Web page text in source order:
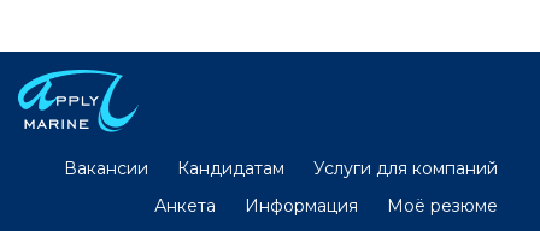
Вакансии Кандидатам
Услуги для компаний
Анкета
Информация
Моё резюме